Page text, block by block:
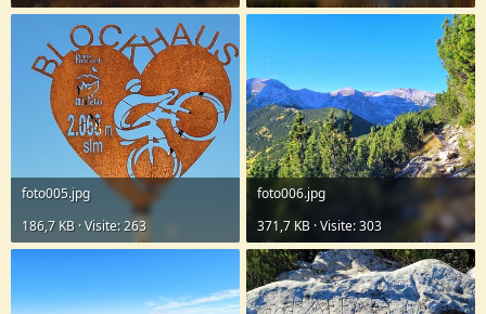
foto005.jpg
186,7 KB · Visite: 263
foto006.jpg
371,7 KB · Visite: 303